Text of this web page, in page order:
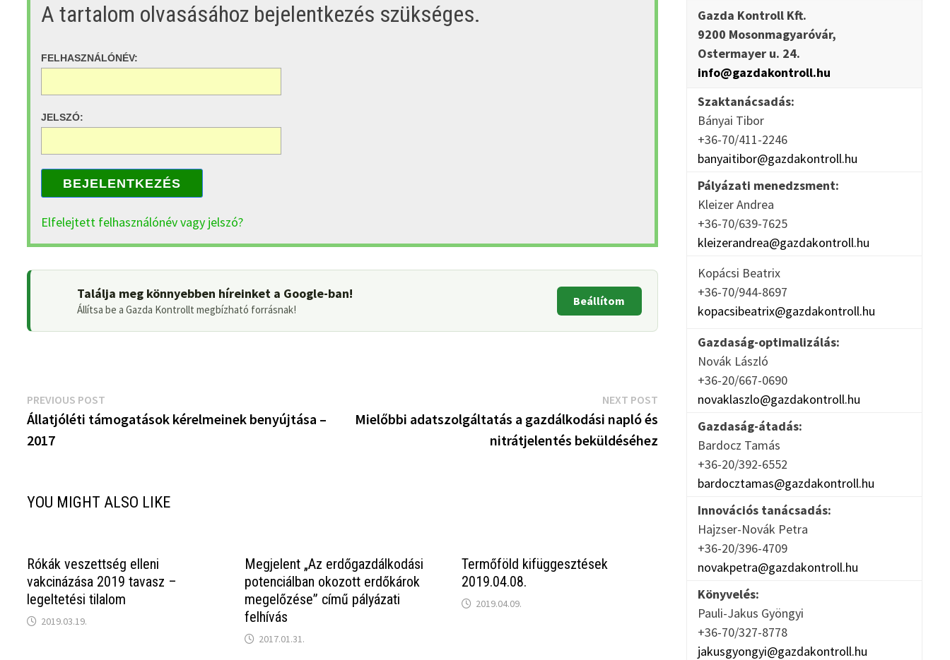
A tartalom olvasásához bejelentkezés szükséges.
FELHASZNÁLÓNÉV:
JELSZÓ:
BEJELENTKEZÉS
Elfelejtett felhasználónév vagy jelszó?
Találja meg könnyebben híreinket a Google-ban!
Állítsa be a Gazda Kontrollt megbízható forrásnak!
Beállítom
Bejegyzés
navigáció
PREVIOUS POST
post:
Állatjóléti támogatások kérelmeinek benyújtása –
2017
NEXT POSTNext
post:
Mielőbbi adatszolgáltatás a gazdálkodási napló és
nitrátjelentés beküldéséhez
YOU MIGHT ALSO LIKE
Rókák veszettség elleni
vakcinázása 2019 tavasz –
legeltetési tilalom
2019.03.19.
Megjelent „Az erdőgazdálkodási
potenciálban okozott erdőkárok
megelőzése” című pályázati
felhívás
2017.01.31.
Termőföld kifüggesztések
2019.04.08.
2019.04.09.
Gazda Kontroll Kft.
9200 Mosonmagyaróvár,
Ostermayer u. 24.
info@gazdakontroll.hu
Szaktanácsadás:
Bányai Tibor
+36-70/411-2246
banyaitibor@gazdakontroll.hu
Pályázati menedzsment:
Kleizer Andrea
+36-70/639-7625
kleizerandrea@gazdakontroll.hu
Kopácsi Beatrix
+36-70/944-8697
kopacsibeatrix@gazdakontroll.hu
Gazdaság-optimalizálás:
Novák László
+36-20/667-0690
novaklaszlo@gazdakontroll.hu
Gazdaság-átadás:
Bardocz Tamás
+36-20/392-6552
bardocztamas@gazdakontroll.hu
Innovációs tanácsadás:
Hajzser-Novák Petra
+36-20/396-4709
novakpetra@gazdakontroll.hu
Könyvelés:
Pauli-Jakus Gyöngyi
+36-70/327-8778
jakusgyongyi@gazdakontroll.hu